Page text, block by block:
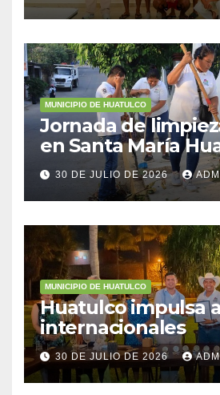
MUNICIPIO DE HUATULCO
Jornada de
en Santa María
30 DE JULIO DE 2026
MUNICIPIO DE HUATULCO
Huatulco impulsa
internacionales
30 DE JULIO DE 2026